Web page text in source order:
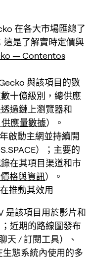
在各大市場匯總了
這是了解實時定價與
— Contentos
與該項目的數
十億級別，總供應
過鏈上瀏覽器和
應量數據）。
啟動主網並持續開
）；主要的
在其項目渠道和市
格與資訊）。
推動其效用
是該項目用於影片和
近期的路線圖發布
天 / 訂閱工具）、
生態系統內使用的多